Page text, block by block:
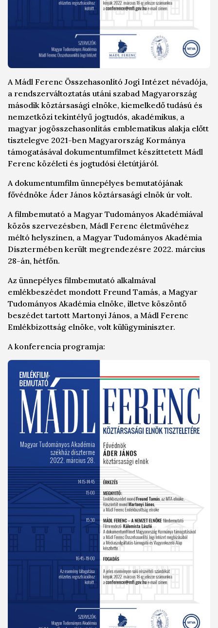
A Mádl Ferenc Összehasonlító Jogi Intézet névadója,
a rendszerváltoztatás utáni szabad Magyarország
második köztársasági elnöke, kiemelkedő tudású és
nemzetközi tekintélyű jogtudós, akadémikus, a
magyar jogösszehasonlítás emblematikus alakja előtt
tisztelegve 2021-ben Magyarország Kormánya
támogatásával dokumentumfilmet készíttetett Mádl
Ferenc közéleti és jogtudósi életútjáról.
A dokumentumfilm ünnepélyes bemutatójának
fővédnöke Áder János köztársasági elnök úr volt.
A filmbemutató a Magyar Tudományos Akadémiával
közös szervezésben, Mádl Ferenc életművéhez
méltó helyszínen, a Magyar Tudományos Akadémia
Dísztermében került megrendezésre 2022. március
28-án, hétfőn.
Az ünnepélyes filmbemutató alkalmával
emlékbeszédet mondott Freund Tamás, a Magyar
Tudományos Akadémia elnöke, illetve köszöntő
beszédet tartott Martonyi János, a Mádl Ferenc
Emlékbizottság elnöke, volt külügyminiszter.
A konferencia programja: